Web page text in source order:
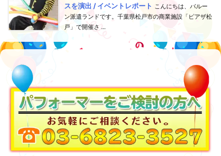
スを演出 / イベントレポート
こんにちは、バルー
ン派遣ランドです。千葉県松戸市の商業施設「ピアザ松
戸」で開催さ ...